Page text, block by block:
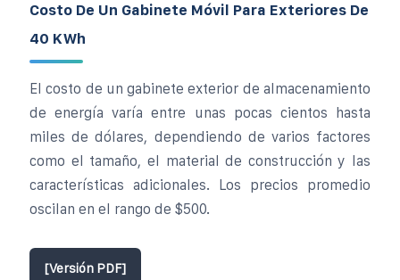
Costo De Un Gabinete Móvil Para Exteriores De
40 KWh
El costo de un gabinete exterior de almacenamiento
de energía varía entre unas pocas cientos hasta
miles de dólares, dependiendo de varios factores
como el tamaño, el material de construcción y las
características adicionales. Los precios promedio
oscilan en el rango de $500.
[Versión PDF]